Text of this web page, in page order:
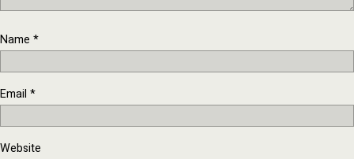
Name *
Email *
Website